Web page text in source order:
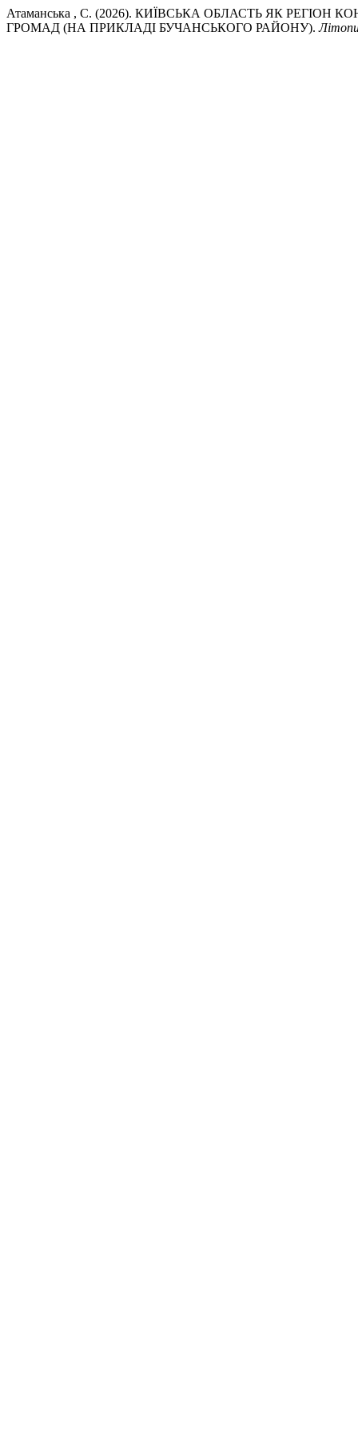
Атаманська , С. (2026). КИЇВСЬКА ОБЛАСТЬ ЯК
ГРОМАД (НА ПРИКЛАДІ БУЧАНСЬКОГО РАЙОНУ).